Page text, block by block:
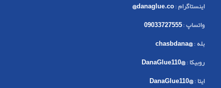
اینستاگرام:
danaglue.co@
واتساپ:
09033727555
بله:
@chasbdana
روبیکا:
@DanaGlue110
ایتا:
@DanaGlue110